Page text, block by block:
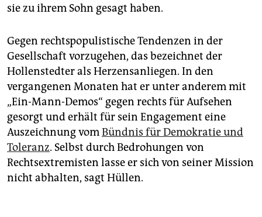
sie zu ihrem Sohn gesagt haben.
Gegen rechtspopulistische Tendenzen in der
Gesellschaft vorzugeh­en, das bezeichnet der
Hollenstedter als Herzensanliegen. In den
vergangenen Monaten hat er unter anderem mit
„Ein-Mann-Demos“ gegen rechts für Aufsehen
gesorgt und erhält für sein Engagement eine
Auszeichnung vomBündnis für Demokratie und
Toleranz. Selbst durch Bedrohungen von
Rechtsextremisten lasse er sich von seiner Mission
nicht abhalten, sagt Hüllen.